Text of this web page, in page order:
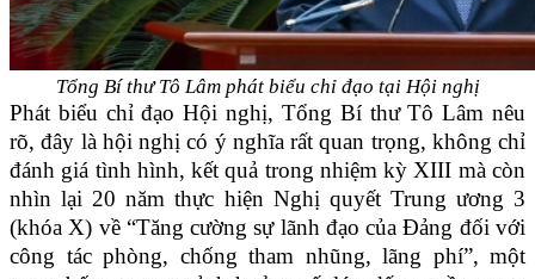
Tổng Bí thư Tô Lâm phát biểu chỉ đạo tại Hội nghị
Phát biểu chỉ đạo Hội nghị, Tổng Bí thư Tô Lâm nêu
rõ, đây là hội nghị có ý nghĩa rất quan trọng, không chỉ
đánh giá tình hình, kết quả trong nhiệm kỳ XIII mà còn
nhìn lại 20 năm thực hiện Nghị quyết Trung ương 3
(khóa X) về “Tăng cường sự lãnh đạo của Đảng đối với
công tác phòng, chống tham nhũng, lãng phí”, một